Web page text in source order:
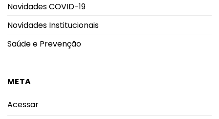
Novidades COVID-19
Novidades Institucionais
Saúde e Prevenção
META
Acessar